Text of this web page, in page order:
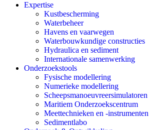
Expertise
Kustbescherming
Waterbeheer
Havens en vaarwegen
Waterbouwkundige constructies
Hydraulica en sediment
Internationale samenwerking
Onderzoekstools
Fysische modellering
Numerieke modellering
Scheepsmanoeuvreersimulatoren
Maritiem Onderzoekscentrum
Meettechnieken en -instrumenten
Sedimentlabo